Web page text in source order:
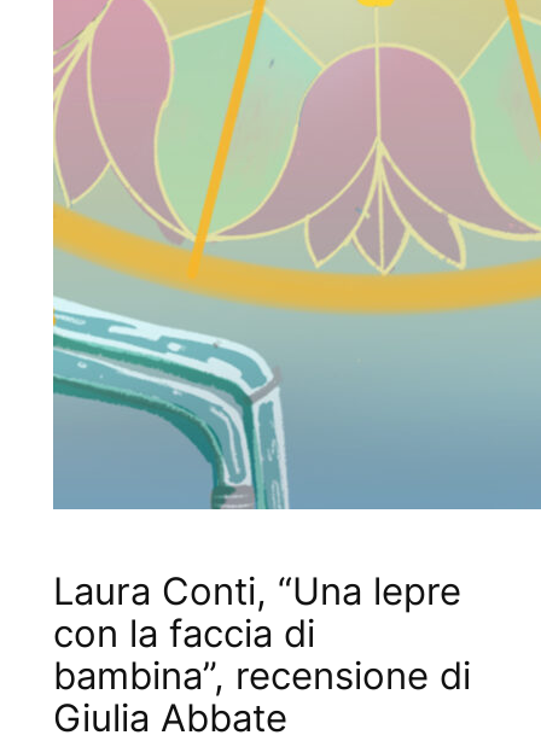
Laura Conti, “Una lepre
con la faccia di
bambina”, recensione di
Giulia Abbate